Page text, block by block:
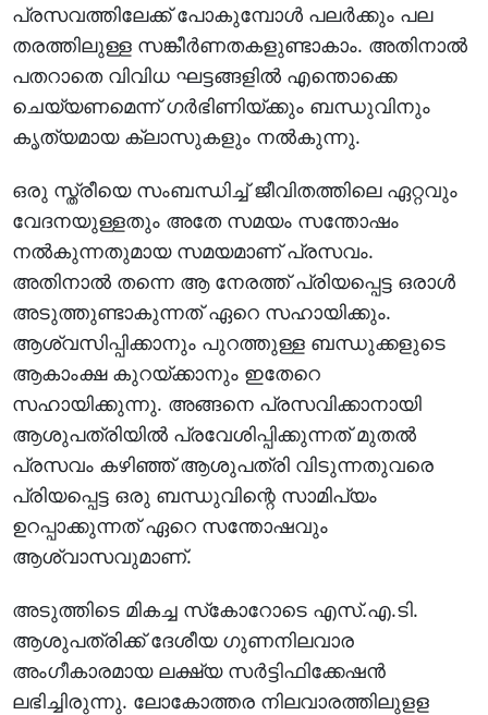
പ്രസവത്തിലേക്ക് പോകുമ്പോള്‍ പലര്‍ക്കും പല
തരത്തിലുള്ള സങ്കീര്‍ണതകളുണ്ടാകാം. അതിനാല്‍
പതറാതെ വിവിധ ഘട്ടങ്ങളില്‍ എന്തൊക്കെ
ചെയ്യണമെന്ന് ഗര്‍ഭിണിയ്ക്കും ബന്ധുവിനും
കൃത്യമായ ക്ലാസുകളും നല്‍കുന്നു.
ഒരു സ്ത്രീയെ സംബന്ധിച്ച് ജീവിതത്തിലെ ഏറ്റവും
വേദനയുള്ളതും അതേ സമയം സന്തോഷം
നല്‍കുന്നതുമായ സമയമാണ് പ്രസവം.
അതിനാല്‍ തന്നെ ആ നേരത്ത് പ്രിയപ്പെട്ട ഒരാള്‍
അടുത്തുണ്ടാകുന്നത് ഏറെ സഹായിക്കും.
ആശ്വസിപ്പിക്കാനും പുറത്തുള്ള ബന്ധുക്കളുടെ
ആകാംക്ഷ കുറയ്ക്കാനും ഇതേറെ
സഹായിക്കുന്നു. അങ്ങനെ പ്രസവിക്കാനായി
ആശുപത്രിയില്‍ പ്രവേശിപ്പിക്കുന്നത് മുതല്‍
പ്രസവം കഴിഞ്ഞ് ആശുപത്രി വിടുന്നതുവരെ
പ്രിയപ്പെട്ട ഒരു ബന്ധുവിന്റെ സാമിപ്യം
ഉറപ്പാക്കുന്നത് ഏറെ സന്തോഷവും
ആശ്വാസവുമാണ്.
അടുത്തിടെ മികച്ച സ്‌കോറോടെ എസ്.എ.ടി.
ആശുപത്രിക്ക് ദേശീയ ഗുണനിലവാര
അംഗീകാരമായ ലക്ഷ്യ സര്‍ട്ടിഫിക്കേഷന്‍
ലഭിച്ചിരുന്നു. ലോകോത്തര നിലവാരത്തിലുളള